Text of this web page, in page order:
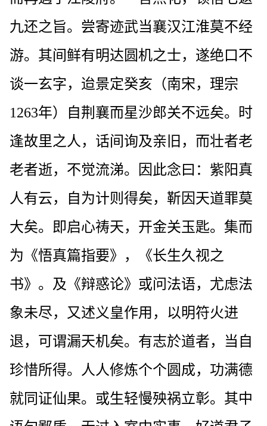
九还之旨。尝寄迹武当襄汉江淮莫不经
游。其间鲜有明达圆机之士，遂绝口不
谈一玄字，迨景定癸亥（南宋，理宗
1263年）自荆襄而星沙郎关不远矣。时
逢故里之人，话间询及亲旧，而壮者老
老者逝，不觉流涕。因此念曰：紫阳真
人有云，自为计则得矣，靳因天道罪莫
大矣。即启心祷天，开金关玉匙。集而
为《悟真篇指要》，《长生久视之
书》。及《辩惑论》或问法语，尤虑法
象未尽，又述义皇作用，以明符火进
退，可谓漏天机矣。有志於道者，当自
珍惜所得。人人修炼个个圆成，功满德
就同证仙果。或生轻慢殃祸立彰。其中